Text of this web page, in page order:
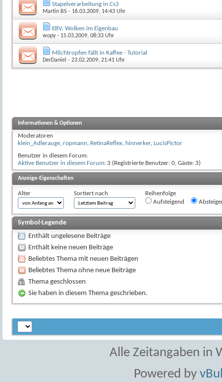
Stapelverarbeitung in Cs3
Martin BS - 16.03.2009, 14:43 Uhr
EBV: Wolken im Eigenbau
wopy- 15.03.2009, 08:33 Uhr
Milchtropfen fällt in Kaffee - Tutorial
DerDaniel - 23.02.2009, 21:41 Uhr
Informationen & Optionen
Moderatoren
klein_Adlerauge, ropmann, RetinaReflex, hinnerker, LucisPictor
Benutzer in diesem Forum:
Aktive Benutzer in diesem Forum: 3 (Registrierte Benutzer: 0, Gäste: 3)
Anzeige-Eigenschaften
Alter Sortiert nach
Reihenfolge
Aufsteigend
Symbol-Legende
Enthält ungelesene Beiträge
Enthält keine neuen Beiträge
Beliebtes Thema mit neuen Beiträgen
Beliebtes Thema ohne neue Beiträge
Thema geschlossen
Sie haben in diesem Thema geschrieben.
Alle Zeitangaben in
Powered by